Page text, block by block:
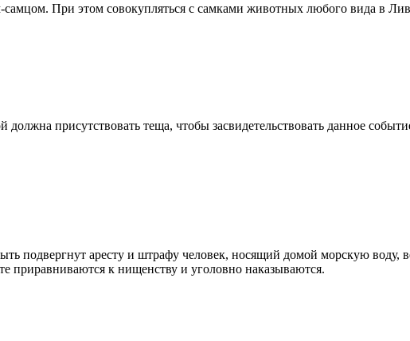
При этом совокупляться с самками животных любого вида в
присутствовать теща, чтобы засвидетельствовать данное
подвергнут аресту и штрафу человек, носящий домой морскую воду,
приравниваются к нищенству и уголовно наказываются.